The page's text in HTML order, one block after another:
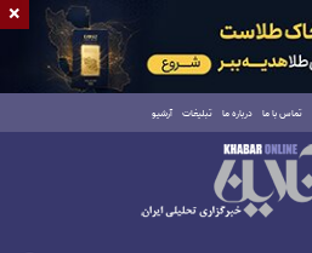
تماس با ما درباره ما تبلیغات آرشیو
×